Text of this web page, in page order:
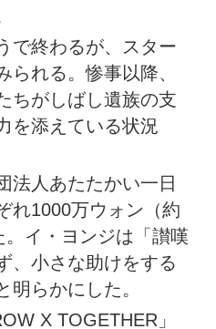
で終わるが、スター
られる。惨事以降、
ちがしばし遺族の支
を添えている状況
法人あたたかい一日
れ1000万ウォン（約
イ・ヨンジは「讃嘆
、小さな助けをする
明らかにした。
X TOGETHER」